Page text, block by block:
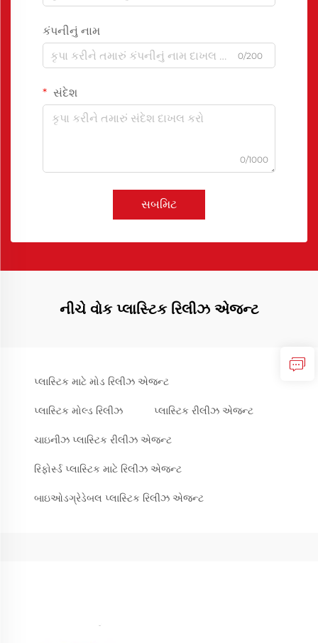
કંપનીનું નામ
0/200
સંદેશ
0/1000
સબમિટ
નીચે વોક પ્લાસ્ટિક રિલીઝ એજન્ટ
પ્લાસ્ટિક માટે મોડ રિલીઝ એજન્ટ
પ્લાસ્ટિક મોલ્ડ રિલીઝ પ્લાસ્ટિક રીલીઝ એજન્ટ
ચાઇનીઝ પ્લાસ્ટિક રીલીઝ એજન્ટ
રિફોર્સ્ડ પ્લાસ્ટિક માટે રિલીઝ એજન્ટ
બાઇઓડગ્રેડેબલ પ્લાસ્ટિક રિલીઝ એજન્ટ